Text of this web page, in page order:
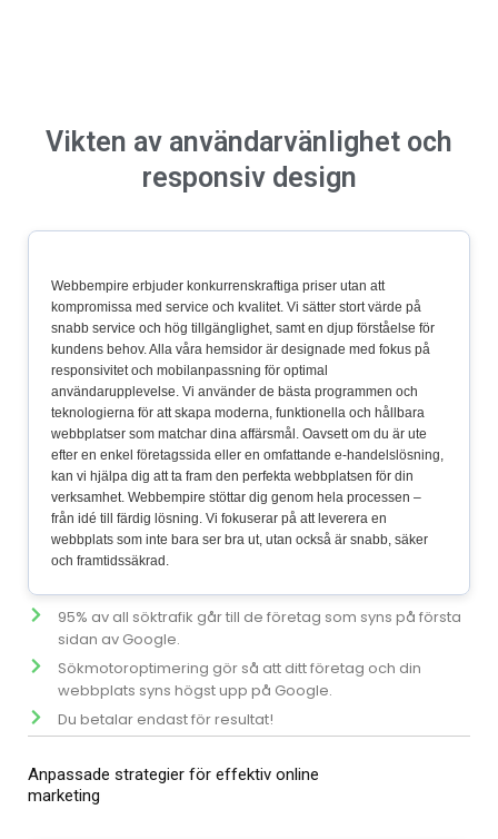
Vikten av användarvänlighet och
responsiv design
Webbempire erbjuder konkurrenskraftiga priser utan att
kompromissa med service och kvalitet. Vi sätter stort värde på
snabb service och hög tillgänglighet, samt en djup förståelse för
kundens behov. Alla våra hemsidor är designade med fokus på
responsivitet och mobilanpassning för optimal
användarupplevelse. Vi använder de bästa programmen och
teknologierna för att skapa moderna, funktionella och hållbara
webbplatser som matchar dina affärsmål. Oavsett om du är ute
efter en enkel företagssida eller en omfattande e-handelslösning,
kan vi hjälpa dig att ta fram den perfekta webbplatsen för din
verksamhet. Webbempire stöttar dig genom hela processen –
från idé till färdig lösning. Vi fokuserar på att leverera en
webbplats som inte bara ser bra ut, utan också är snabb, säker
och framtidssäkrad.
95% av all söktrafik går till de företag som syns på första
sidan av Google.
Sökmotoroptimering gör så att ditt företag och din
webbplats syns högst upp på Google.
Du betalar endast för resultat!
Anpassade strategier för effektiv online
marketing